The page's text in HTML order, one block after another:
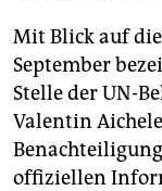
Mit Blick auf
September
Stelle der UN-
Valentin
offiziellen